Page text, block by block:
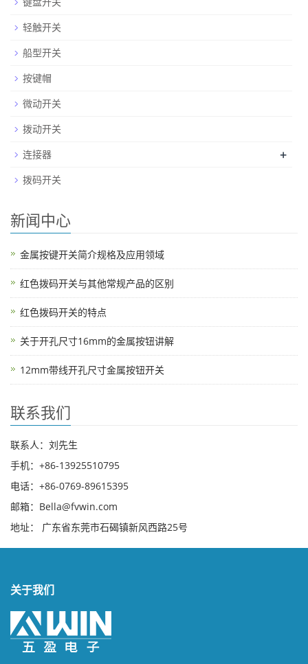
轻触开关
船型开关
按键帽
微动开关
拨动开关
连接器
+
拨码开关
新闻中心
金属按键开关简介规格及应用领域
红色拨码开关与其他常规产品的区别
红色拨码开关的特点
关于开孔尺寸16mm的金属按钮讲解
12mm带线开孔尺寸金属按钮开关
联系我们
联系人：刘先生
手机：+86-13925510795
电话：+86-0769-89615395
邮箱：Bella@fvwin.com
地址： 广东省东莞市石碣镇新风西路25号
关于我们